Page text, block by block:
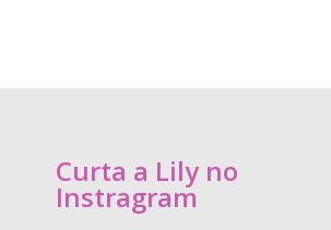
Curta a Lily no
Instragram